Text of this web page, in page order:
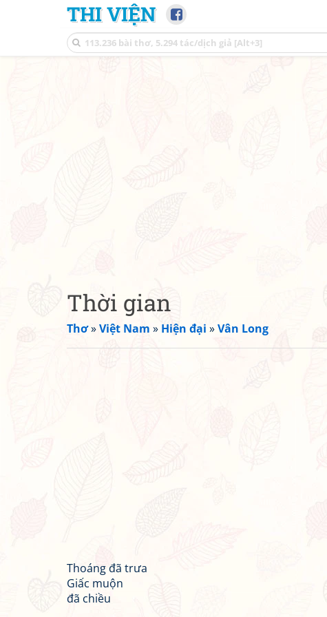
THI VIỆN
Thời gian
Thơ»Việt Nam » Hiện đại »Vân Long
Thoáng đã trưa
Giấc muộn
đã chiều